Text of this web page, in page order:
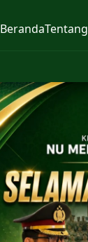
BerandaTentang